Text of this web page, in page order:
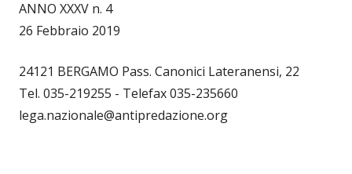
ANNO XXXV n. 4
26 Febbraio 2019
24121 BERGAMO Pass. Canonici Lateranensi, 22
Tel. 035-219255 - Telefax 035-235660
lega.nazionale@antipredazione.org